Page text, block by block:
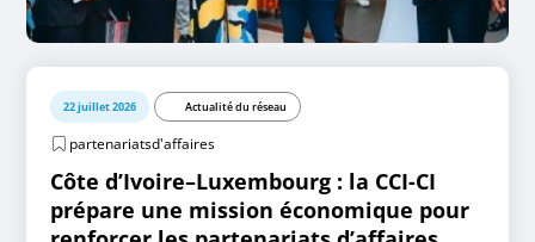
22 juillet 2026 Actualité du réseau
partenariatsd'affaires
Côte d’Ivoire–Luxembourg : la CCI-CI
prépare une mission économique pour